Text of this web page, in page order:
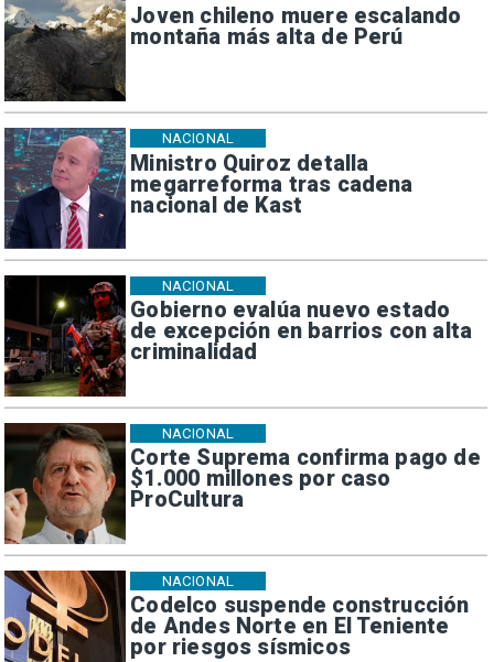
Joven chileno muere escalando
montaña más alta de Perú
Ministro Quiroz detalla
megarreforma tras cadena
nacional de Kast
NACIONAL
Gobierno evalúa nuevo estado
de excepción en barrios con alta
criminalidad
NACIONAL
Corte Suprema confirma pago de
$1.000 millones por caso
ProCultura
NACIONAL
Codelco suspende construcción
de Andes Norte en El Teniente
por riesgos sísmicos
NACIONAL